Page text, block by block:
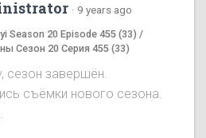
· 9 years ago
Season 20 Episode 455 (33) /
Сезон 20 Серия 455 (33)
сезон завершён.
съёмки нового сезона.